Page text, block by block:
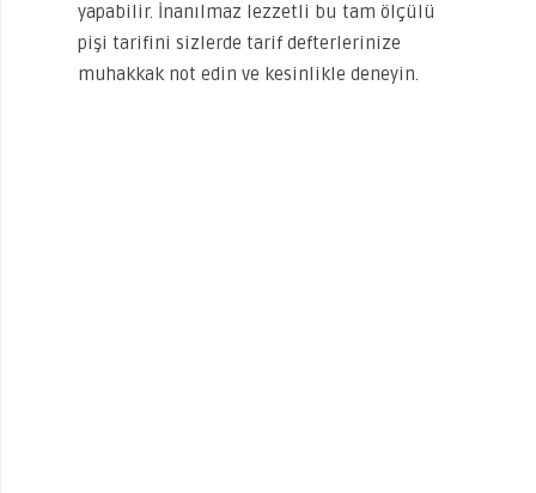
yapabilir. İnanılmaz lezzetli bu tam ölçülü
pişi tarifini sizlerde tarif defterlerinize
muhakkak not edin ve kesinlikle deneyin.